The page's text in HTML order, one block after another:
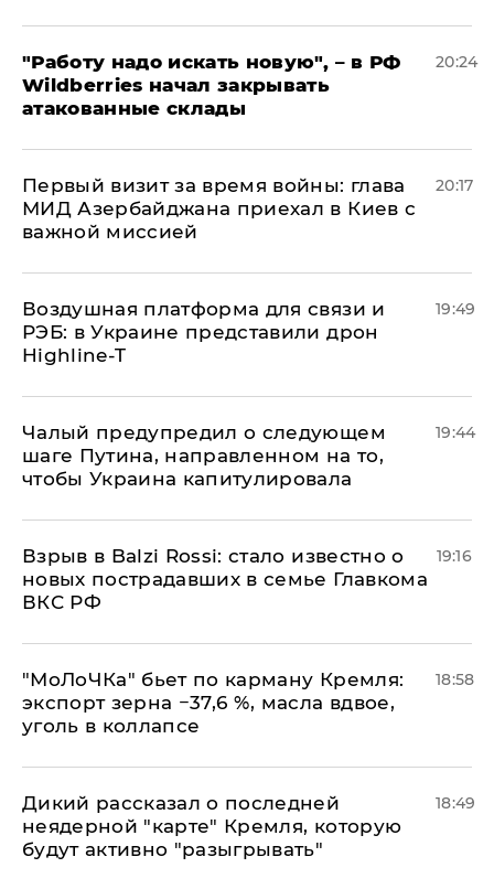
"Работу надо искать новую", – в РФ
Wildberries начал закрывать
атакованные склады
20:24
Первый визит за время войны: глава
МИД Азербайджана приехал в Киев с
важной миссией
20:17
Воздушная платформа для связи и
РЭБ: в Украине представили дрон
Highline-T
19:49
Чалый предупредил о следующем
шаге Путина, направленном на то,
чтобы Украина капитулировала
19:44
Взрыв в Balzi Rossi: стало известно о
новых пострадавших в семье Главкома
ВКС РФ
19:16
​"МоЛоЧКа" бьет по карману Кремля:
экспорт зерна −37,6 %, масла вдвое,
уголь в коллапсе
18:58
Дикий рассказал о последней
неядерной "карте" Кремля, которую
будут активно "разыгрывать"
18:49